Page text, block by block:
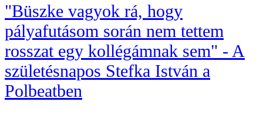
"Büszke vagyok rá, hogy
pályafutásom során nem tettem
rosszat egy kollégámnak sem" - A
születésnapos Stefka István a
Polbeatben